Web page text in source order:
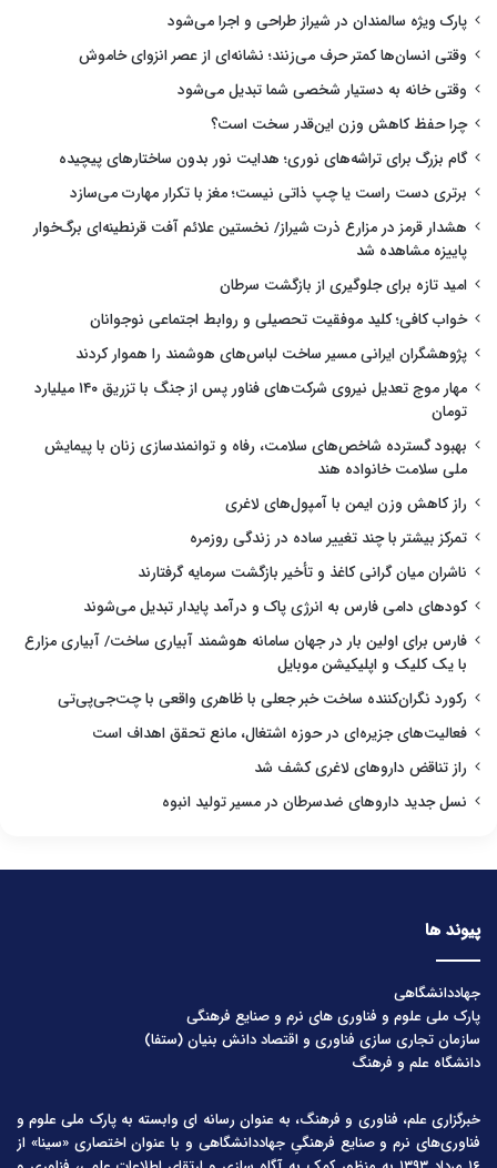
پارک ویژه سالمندان در شیراز طراحی و اجرا می‌شود
وقتی انسان‌ها کمتر حرف می‌زنند؛ نشانه‌ای از عصر انزوای خاموش
وقتی خانه به دستیار شخصی شما تبدیل می‌شود
چرا حفظ کاهش وزن این‌قدر سخت است؟
گام بزرگ برای تراشه‌های نوری؛ هدایت نور بدون ساختارهای پیچیده
برتری دست راست یا چپ ذاتی نیست؛ مغز با تکرار مهارت می‌سازد
هشدار قرمز در مزارع ذرت شیراز/ نخستین علائم آفت قرنطینه‌ای برگ‌خوار
پاییزه مشاهده شد
امید تازه برای جلوگیری از بازگشت سرطان
خواب کافی؛ کلید موفقیت تحصیلی و روابط اجتماعی نوجوانان
پژوهشگران ایرانی مسیر ساخت لباس‌های هوشمند را هموار کردند
مهار موج تعدیل نیروی شرکت‌های فناور پس از جنگ با تزریق ۱۴۰ میلیارد
تومان
بهبود گسترده شاخص‌های سلامت، رفاه و توانمندسازی زنان با پیمایش
ملی سلامت خانواده هند
راز کاهش وزن ایمن با آمپول‌های لاغری
تمرکز بیشتر با چند تغییر ساده در زندگی روزمره
ناشران میان گرانی کاغذ و تأخیر بازگشت سرمایه گرفتارند
کودهای دامی فارس به انرژی پاک و درآمد پایدار تبدیل می‌شوند
فارس برای اولین بار در جهان سامانه هوشمند آبیاری ساخت/ آبیاری مزارع
با یک کلیک و اپلیکیشن موبایل
رکورد نگران‌کننده ساخت خبر جعلی با ظاهری واقعی با چت‌جی‌پی‌تی
فعالیت‌های جزیره‌ای در حوزه اشتغال، مانع تحقق اهداف است
راز تناقض داروهای لاغری کشف شد
نسل جدید داروهای ضدسرطان در مسیر تولید انبوه
پیوند ها
جهاددانشگاهی
پارک ملی علوم و فناوری های نرم و صنایع فرهنگی
سازمان تجاری سازی فناوری و اقتصاد دانش بنیان (ستفا)
دانشگاه علم و فرهنگ
خبرگزاری علم، فناوری و فرهنگ، به عنوان رسانه ای وابسته به پارک ملی علوم و
فناوری‌های نرم و صنایع فرهنگیِ جهاددانشگاهی و با عنوان اختصاری «سینا» از